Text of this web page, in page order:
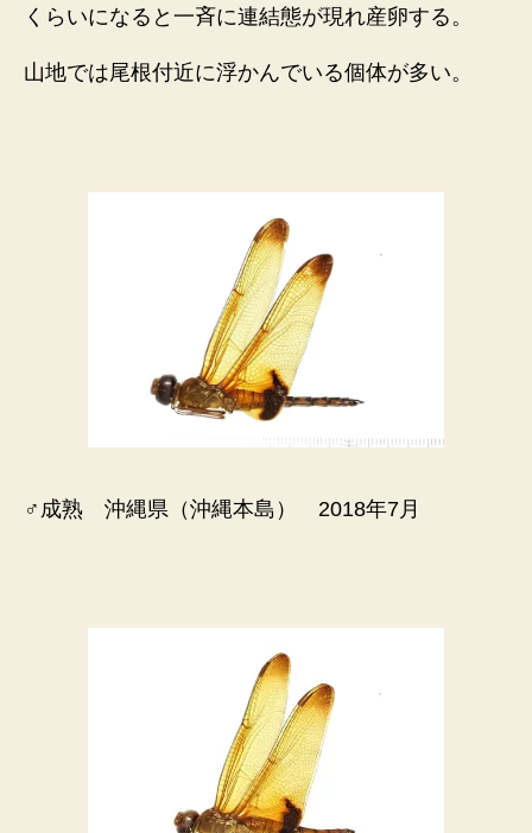
くらいになると一斉に連結態が現れ産卵する。
山地では尾根付近に浮かんでいる個体が多い。
♂成熟 沖縄県（沖縄本島） 2018年7月